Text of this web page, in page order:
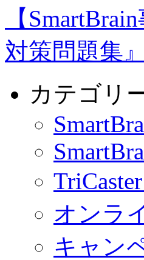
【
対策問題集
カテゴリ
オンラ
キャン